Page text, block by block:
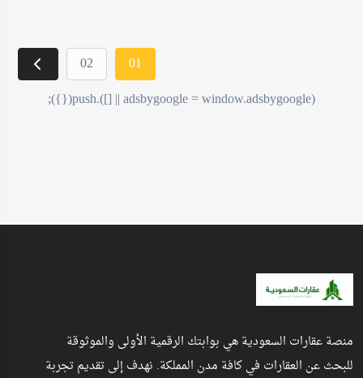
01
02
(adsbygoogle = window.adsbygoogle || []).push({});
منصة عقارات السعودية هي بوابتك الرقمية الأولى والموثوقة
للبحث عن العقارات في كافة مدن المملكة. نهدف إلى تقديم تجربة